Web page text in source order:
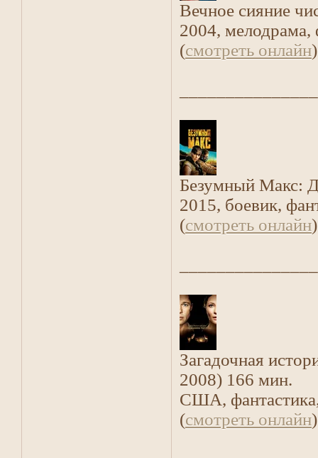
Вечное сияние
2004, мелодрама,
(смотреть онлайн)
Безумный Макс:
2015, боевик,
(смотреть онлайн)
Загадочная
2008) 166 мин.
США,
(смотреть онлайн)